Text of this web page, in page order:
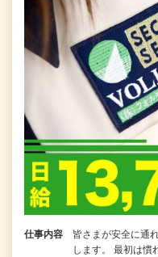
仕事内容
皆さまが安全に通
します。 最初は慣